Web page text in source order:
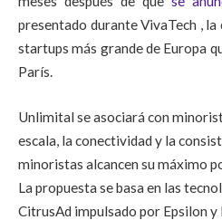
presentado durante VivaTech ,
startups más grande de Europa
París.
Unlimital se asociará con
escala, la conectividad y la
minoristas alcancen su máximo
La propuesta se basa en las
CitrusAd impulsado por Epsilon